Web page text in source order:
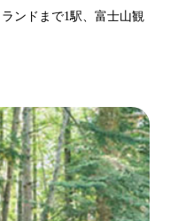
ンドまで1駅、富士山観